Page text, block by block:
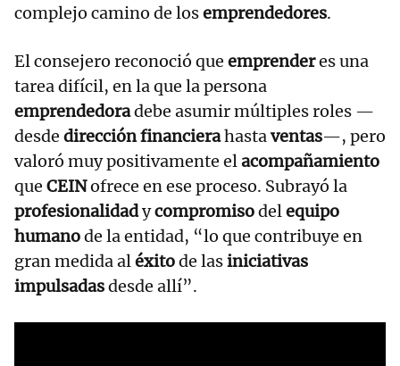
complejo camino de losemprendedores.
El consejero reconoció que emprenderes una
tarea difícil, en la que la persona
emprendedoradebe asumir múltiples roles —
desde dirección financierahastaventas—, pero
valoró muy positivamente elacompañamiento
que CEINofrece en ese proceso. Subrayó la
profesionalidadycompromisodelequipo
humanode la entidad, “lo que contribuye en
gran medida aléxitode lasiniciativas
impulsadasdesde allí”.